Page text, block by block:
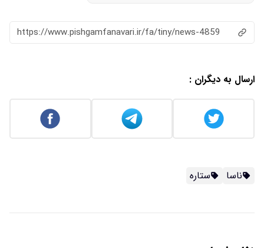
https://www.pishgamfanavari.ir/fa/tiny/news-4859
ارسال به دیگران :
ناسا ستاره